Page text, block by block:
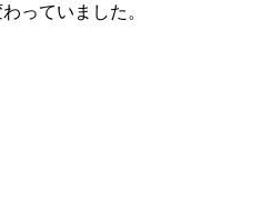
っていました。